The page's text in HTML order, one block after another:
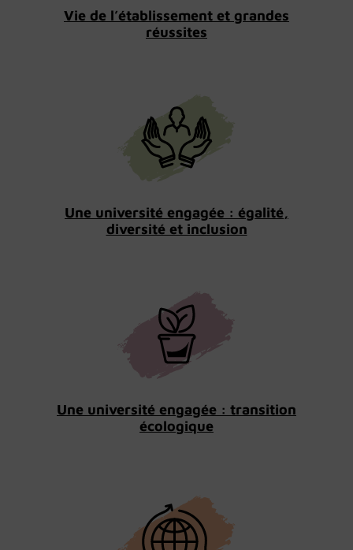
Vie de l’établissement et grandes
réussites
Une université engagée : égalité,
diversité et inclusion
Une université engagée : transition
écologique